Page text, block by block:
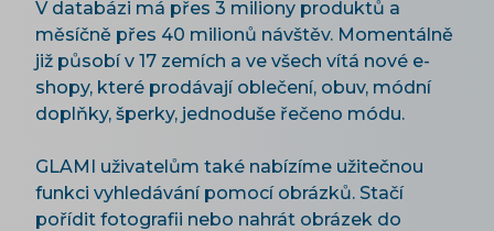
V databázi má přes 3 miliony produktů a
měsíčně přes 40 milionů návštěv. Momentálně
již působí v 17 zemích a ve všech vítá nové e-
shopy, které prodávají oblečení, obuv, módní
doplňky, šperky, jednoduše řečeno módu.
GLAMI uživatelům také nabízíme užitečnou
funkci vyhledávání pomocí obrázků. Stačí
pořídit fotografii nebo nahrát obrázek do